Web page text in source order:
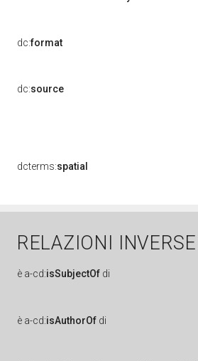
dc:format
dc:source
dcterms:spatial
RELAZIONI INVERSE
è a-cd:isSubjectOf di
è a-cd:isAuthorOf di